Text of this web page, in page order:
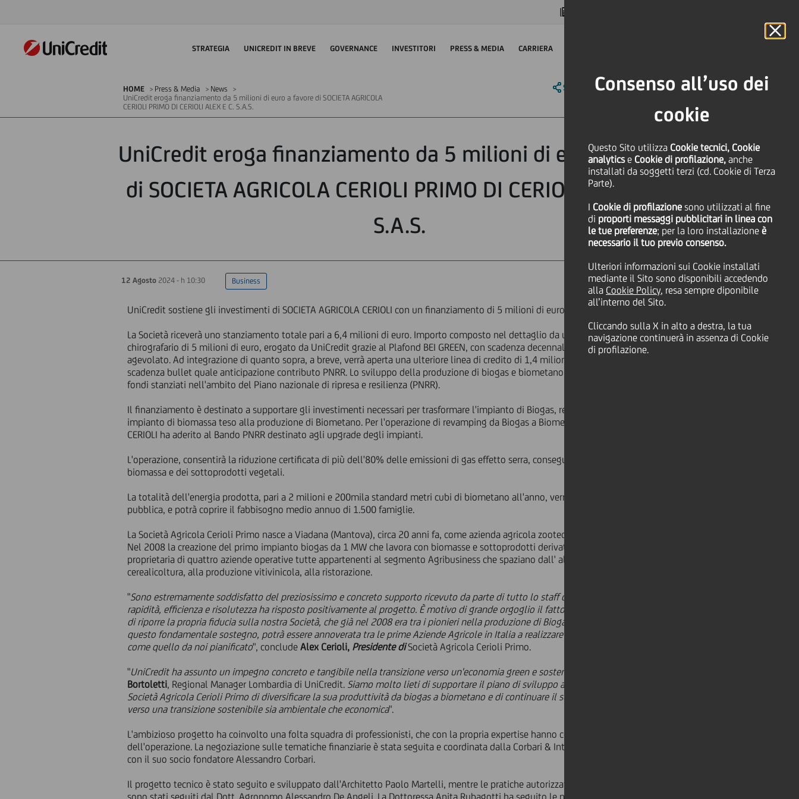
Consenso all’uso dei
cookie
Questo Sito utilizza Cookie tecnici, Cookie
analyticse Cookie di profilazione, anche
installati da soggetti terzi (cd. Cookie di Terza
Parte).
I Cookie di profilazione sono utilizzati al fine
di proporti messaggi pubblicitari in linea con
le tue preferenze; per la loro installazione è
necessario il tuo previo consenso.
Ulteriori informazioni sui Cookie installati
mediante il Sito sono disponibili accedendo
alla Cookie Policy, resa sempre diponibile
all’interno del Sito.
Cliccando sulla X in alto a destra, la tua
navigazione continuerà in assenza di Cookie
di profilazione.
STRATEGIA UNICREDIT IN BREVE GOVERNANCE INVESTITORI PRESS & MEDIA CARRIERA
HOME Press & Media
News
UniCredit eroga finanziamento da 5 milioni di euro a favore di SOCIETA AGRICOLA
CERIOLI PRIMO DI CERIOLI ALEX E C. S.A.S.
SHARE PRINT SEND
UniCredit eroga finanziamento da 5 milioni di euro a favore
di SOCIETA AGRICOLA CERIOLI PRIMO DI CERIOLI ALEX E C.
S.A.S.
12 Agosto 2024 - h 10:30 Business
UniCredit sostiene gli investimenti di SOCIETA AGRICOLA CERIOLI con un finanziamento di 5 milioni di euro, di durata decennale.
La Società riceverà uno stanziamento totale pari a 6,4 milioni di euro. Importo composto nel dettaglio da un finanziamento
chirografario di 5 milioni di euro, erogato da UniCredit grazie al Plafond BEI GREEN, con scadenza decennale a costo di provvista
agevolato. Ad integrazione di quanto sopra, a breve, verrà aperta una ulteriore linea di credito di 1,4 milioni di euro, durata 18 mesi
scadenza bullet quale anticipazione contributo PNRR. Lo sviluppo della produzione di biogas e biometano è incentivato anche grazie ai
fondi stanziati nell'ambito del Piano nazionale di ripresa e resilienza (PNRR).
Il finanziamento è destinato a supportare gli investimenti necessari per trasformare l'impianto di Biogas, realizzato nel 2008 in un
impianto di biomassa teso alla produzione di Biometano. Per l'operazione di revamping da Biogas a Biometano, la SOCIETA AGRICOLA
CERIOLI ha aderito al Bando PNRR destinato agli upgrade degli impianti.
L'operazione, consentirà la riduzione certificata di più dell'80% delle emissioni di gas effetto serra, conseguita mediante l'uso della
biomassa e dei sottoprodotti vegetali.
La totalità dell'energia prodotta, pari a 2 milioni e 200mila standard metri cubi di biometano all'anno, verrà immessa nella rete
pubblica, e potrà coprire il fabbisogno medio annuo di 1.500 famiglie.
La Società Agricola Cerioli Primo nasce a Viadana (Mantova), circa 20 anni fa, come azienda agricola zootecnica con allevamento suini.
Nel 2008 la creazione del primo impianto biogas da 1 MW che lavora con biomasse e sottoprodotti derivati da attività agricole. Oggi è
proprietaria di quattro aziende operative tutte appartenenti al segmento Agribusiness che spaziano dall' allevamento, alla
cerealicoltura, alla produzione vitivinicola, alla ristorazione.
"Sono estremamente soddisfatto del preziosissimo e concreto supporto ricevuto da parte di tutto lo staff di UniCredit, che con estrema
rapidità, efficienza e risolutezza ha risposto positivamente al progetto. È motivo di grande orgoglio il fatto che UniCredit abbia deciso
di riporre la propria fiducia sulla nostra Società, che già nel 2008 era tra i pionieri nella produzione di Biogas e che oggi, proprio grazie a
questo fondamentale sostegno, potrà essere annoverata tra le prime Aziende Agricole in Italia a realizzare un progetto di revamping
come quello da noi pianificato", concludeAlex Cerioli, Presidente di Società Agricola Cerioli Primo.
"UniCredit ha assunto un impegno concreto e tangibile nella transizione verso un'economia green e sostenibile
Bortoletti, Regional Manager Lombardia di UniCredit. Siamo molto lieti di supportare il piano di sviluppo aziendale che permetterà alla
Società Agricola Cerioli Primo di diversificare la sua produttività da biogas a biometano e di continuare il suo percorso improntato
verso una transizione sostenibile sia ambientale che economica".
L'ambizioso progetto ha coinvolto una folta squadra di professionisti, che con la propria expertise hanno collaborato alla pianificazione
dell'operazione. La negoziazione sulle tematiche finanziarie è stata seguita e coordinata dalla Corbari & International Trade Partners,
con il suo socio fondatore Alessandro Corbari.
Il progetto tecnico è stato seguito e sviluppato dall'Architetto Paolo Martelli, mentre le pratiche autorizzative e i rapporti con il GSE
sono stati seguiti dal Dott. Agronomo Alessandro De Angeli. La Dottoressa Anita Rubagotti ha seguito le pratiche relative alla gestione